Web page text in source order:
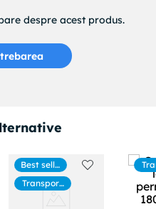
despre acest produs.
Best selle
rs
Transport